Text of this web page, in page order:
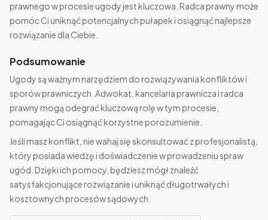
prawnego w procesie ugody jest kluczowa. Radca prawny może
pomóc Ci uniknąć potencjalnych pułapek i osiągnąć najlepsze
rozwiązanie dla Ciebie.
Podsumowanie
Ugody są ważnym narzędziem do rozwiązywania konfliktów i
sporów prawniczych. Adwokat, kancelaria prawnicza i radca
prawny mogą odegrać kluczową rolę w tym procesie,
pomagając Ci osiągnąć korzystne porozumienie.
Jeśli masz konflikt, nie wahaj się skonsultować z profesjonalistą,
który posiada wiedzę i doświadczenie w prowadzeniu spraw
ugód. Dzięki ich pomocy, będziesz mógł znaleźć
satysfakcjonujące rozwiązanie i uniknąć długotrwałych i
kosztownych procesów sądowych.